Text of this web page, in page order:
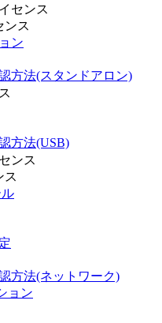
センス
ンス
ン
方法(スタンドアロン)
方法(USB)
ンス
ス
方法(ネットワーク)
ョン